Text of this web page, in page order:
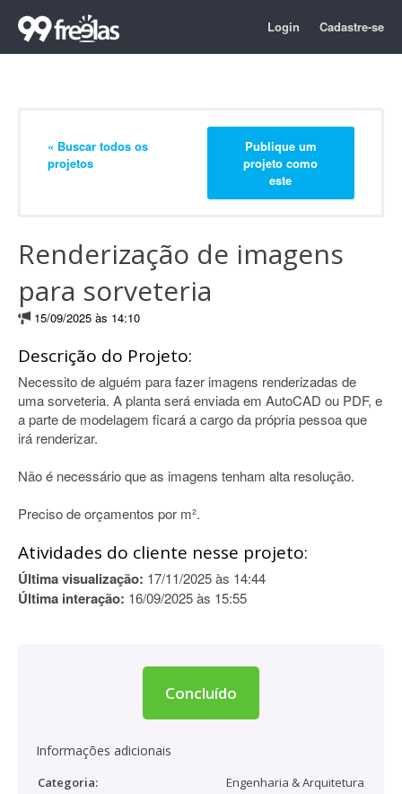
Login Cadastre-se
« Buscar todos os
projetos
Publique um
projeto como
este
Renderização de imagens
para sorveteria
15/09/2025 às 14:10
Descrição do Projeto:
Necessito de alguém para fazer imagens renderizadas de
uma sorveteria. A planta será enviada em AutoCAD ou PDF, e
a parte de modelagem ficará a cargo da própria pessoa que
irá renderizar.
Não é necessário que as imagens tenham alta resolução.
Preciso de orçamentos por m².
Atividades do cliente nesse projeto:
Última visualização: 17/11/2025 às 14:44
Última interação: 16/09/2025 às 15:55
Concluído
Informações adicionais
Categoria:
Engenharia & Arquitetura